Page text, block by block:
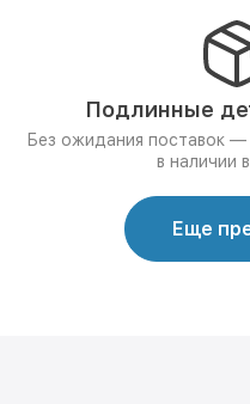
Подлинные
Без ожидания поставок
в наличии
Еще